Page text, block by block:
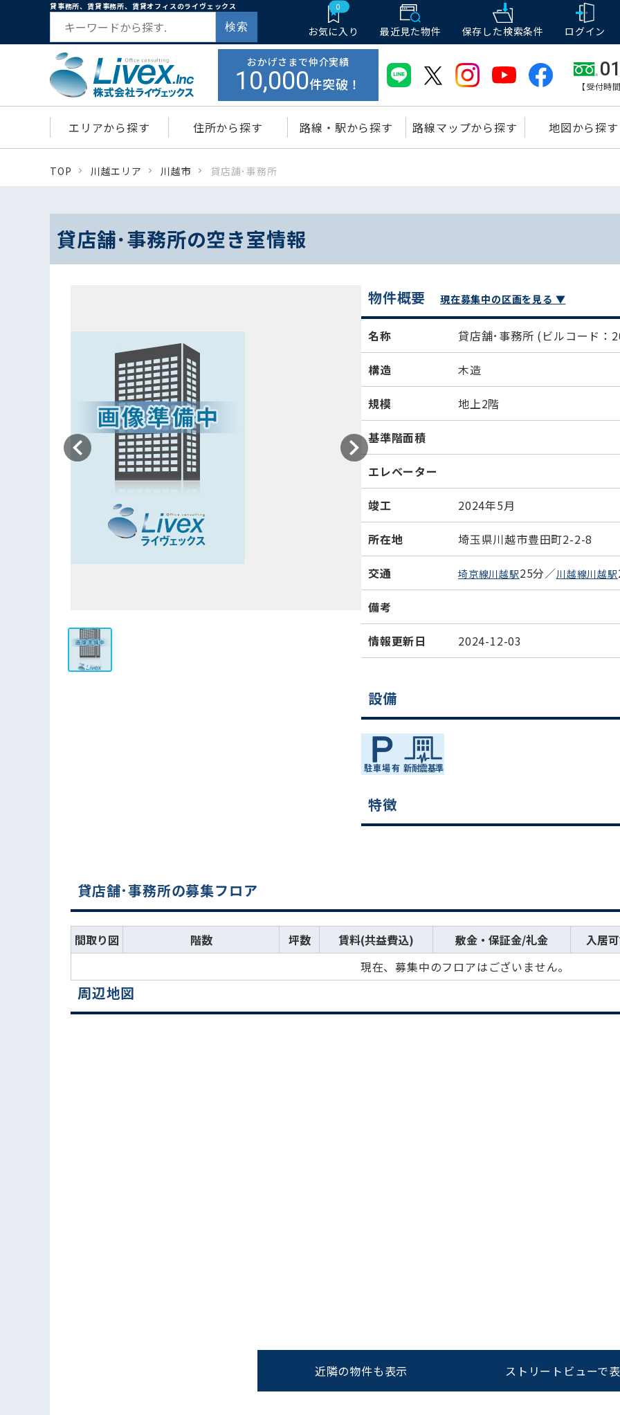
貸事務所、賃貸事務所、賃貸オフィスのライヴェックス
検索
0
お気に入り 最近見た物件 保存した検索条件 ログイン
おかげさまで仲介実績
10,000件突破！ 【受付時
エリアから探す 住所から探す 路線・駅から探す 路線マップから探す 地図から探す
TOP 川越エリア 川越市 貸店舗･事務所
貸店舗･事務所の空き室情報
物件概要 現在募集中の区画を見る ▼
名称 貸店舗･事務所 (ビルコード：
構造 木造
規模 地上2階
基準階面積
エレベーター
竣工 2024年5月
所在地 埼玉県川越市豊田町2-2-8
交通 埼京線川越駅25分／川越線川越駅
備考
情報更新日 2024-12-03
設備
特徴
貸店舗･事務所の募集フロア
間取り図 階数 坪数 賃料(共益費込) 敷金・保証金/礼金 入居
現在、募集中のフロアはございません。
0120-620-213
平日 9:00〜18:00
周辺地図
近隣の物件も表示 ストリートビューで